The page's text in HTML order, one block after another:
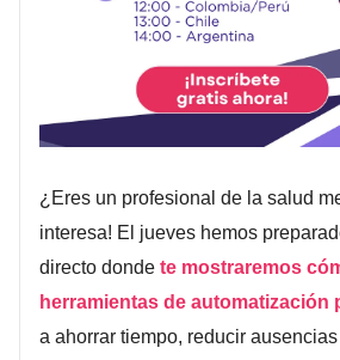
¿Eres un profesional de la salud
interesa! El jueves hemos
directo donde te mostraremos
herramientas de automatización
a ahorrar tiempo, reducir